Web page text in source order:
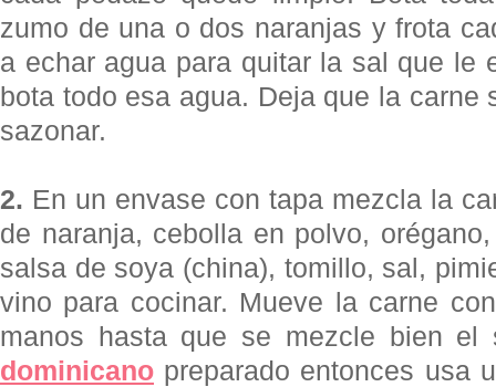
zumo de una o dos naranjas y frota
a echar agua para quitar la sal que le
bota todo esa agua. Deja que la carne
sazonar.
2. En un envase con tapa mezcla la
de naranja, cebolla en polvo,
salsa de soya (china), tomillo, sal,
vino para cocinar. Mueve la carne
manos hasta que se mezcle bien
dominicano preparado entonces usa